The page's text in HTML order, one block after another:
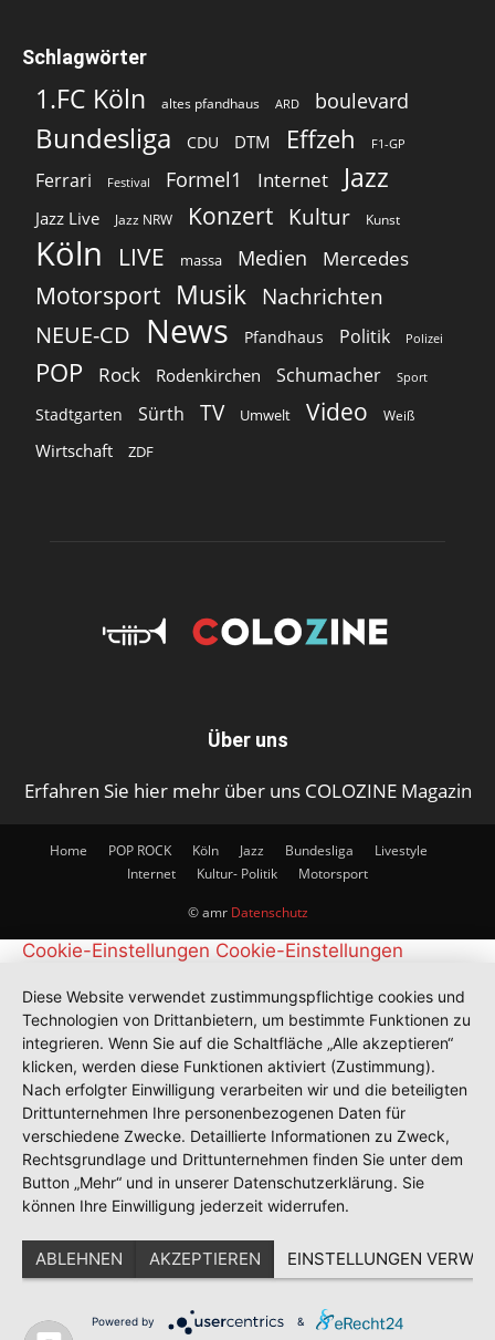
Schlagwörter
1.FC Köln altes pfandhaus ARD boulevard
Bundesliga CDU DTM Effzeh F1-GP
Ferrari Festival Formel1 Internet Jazz
Jazz Live Jazz NRW Konzert Kultur Kunst
Köln LIVE massa Medien Mercedes
Motorsport Musik Nachrichten
NEUE-CD
News Pfandhaus Politik Polizei
POP Rock Rodenkirchen Schumacher Sport
Stadtgarten Sürth TV Umwelt Video Weiß
Wirtschaft ZDF
Über uns
Erfahren Sie hier mehr über uns COLOZINE Magazin
Home POP ROCK Köln Jazz Bundesliga
Livestyle
Internet
Kultur- Politik Motorsport
© amr Datenschutz
Cookie-Einstellungen Cookie-Einstellungen
Diese Website verwendet zustimmungspflichtige cookies und
Technologien von Drittanbietern, um bestimmte Funktionen zu
integrieren. Wenn Sie auf die Schaltfläche „Alle akzeptieren“
klicken, werden diese Funktionen aktiviert (Zustimmung).
Nach erfolgter Einwilligung verarbeiten wir und die beteiligten
Drittunternehmen Ihre personenbezogenen Daten für
verschiedene Zwecke. Detaillierte Informationen zu Zweck,
Rechtsgrundlage und Drittunternehmen finden Sie unter dem
Button „Mehr“ und in unserer Datenschutzerklärung. Sie
können Ihre Einwilligung jederzeit widerrufen.
ABLEHNEN AKZEPTIEREN EINSTELLUNGEN
Powered by &